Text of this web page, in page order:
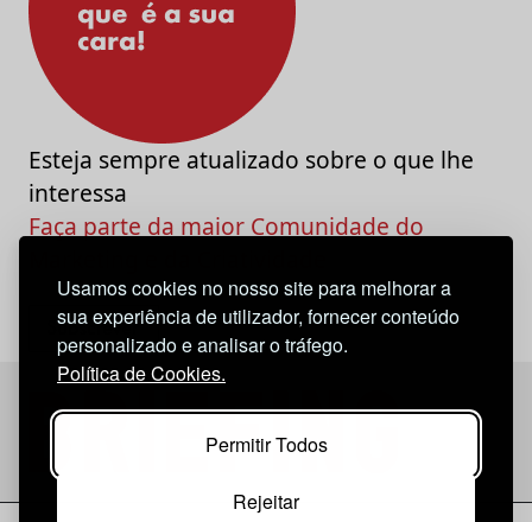
Usamos cookies no nosso site para melhorar a
sua experiência de utilizador, fornecer conteúdo
personalizado e analisar o tráfego.
Política de Cookies.
Permitir Todos
Rejeitar
Esteja sempre atualizado sobre o que lhe
interessa
Faça parte da maior Comunidade do